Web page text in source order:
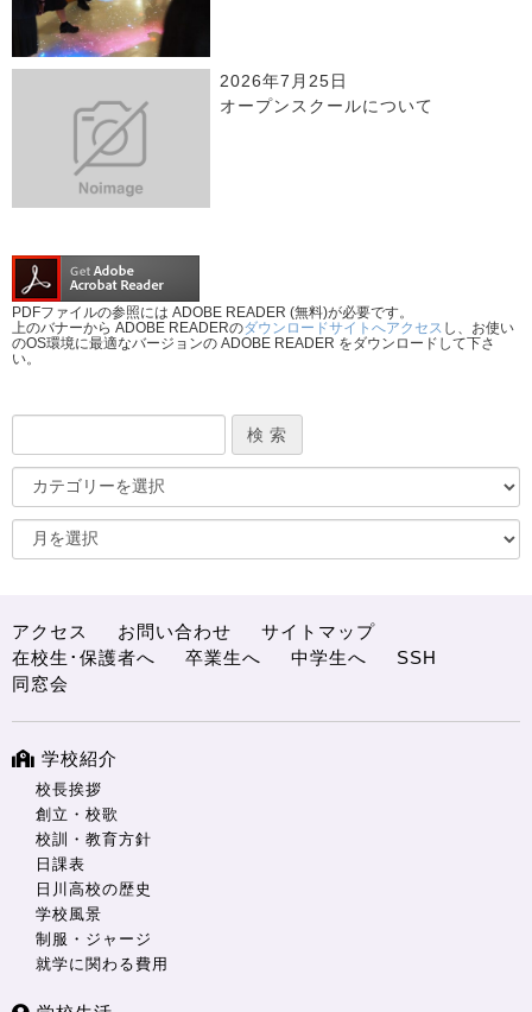
2026年7月25日
オープンスクールについて
PDFファイルの参照には ADOBE READER (無料)が必要です。
上のバナーから ADOBE READERのダウンロードサイトへアクセス し、お使い
のOS環境に最適なバージョンの ADOBE READER をダウンロードして下さ
い。
アクセス お問い合わせ
サイトマップ
在校生･保護者へ
卒業生へ 中学生へ
SSH
同窓会
学校紹介
校長挨拶
創立・校歌
校訓・教育方針
日課表
日川高校の歴史
学校風景
制服・ジャージ
就学に関わる費用